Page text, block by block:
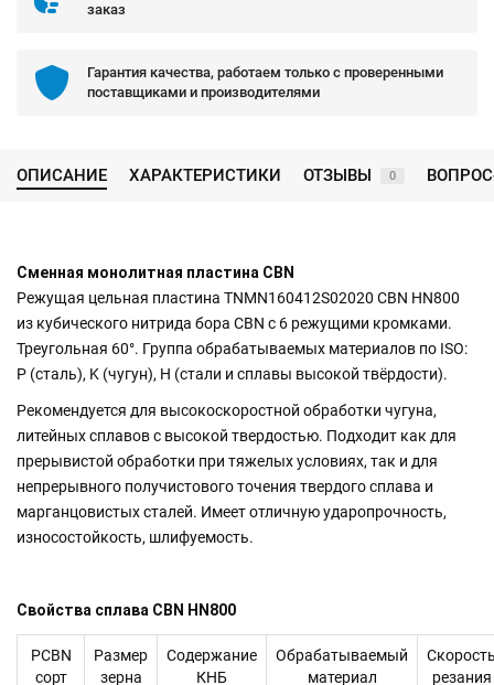
заказ
Гарантия качества, работаем только с проверенными
поставщиками и производителями
ОПИСАНИЕ ХАРАКТЕРИСТИКИ ОТЗЫВЫ 0
Сменная монолитная пластина CBN
Режущая цельная пластина TNMN160412S02020 CBN HN800
из кубического нитрида бора CBN с 6 режущими кромками.
Треугольная 60°. Группа обрабатываемых материалов по ISO:
P (сталь), K (чугун), H (стали и сплавы высокой твёрдости).
Рекомендуется для высокоскоростной обработки чугуна,
литейных сплавов с высокой твердостью. Подходит как для
прерывистой обработки при тяжелых условиях, так и для
непрерывного получистового точения твердого сплава и
марганцовистых сталей. Имеет отличную ударопрочность,
износостойкость, шлифуемость.
Свойства сплава CBN HN800
PCBN
сорт
Размер
зерна
Содержание
КНБ
Обрабатываемый
материал
резания